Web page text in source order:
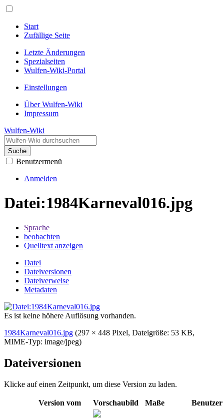
Start
Zufällige Seite
Letzte Änderungen
Spezialseiten
Wulfen-Wiki-Portal
Einstellungen
Über Wulfen-Wiki
Impressum
Wulfen-Wiki
Suche
Benutzermenü
Anmelden
Datei:1984Karneval016.jpg
Sprache
beobachten
Quelltext anzeigen
Datei
Dateiversionen
Dateiverweise
Metadaten
Es ist keine höhere Auflösung vorhanden.
1984Karneval016.jpg (297 × 448 Pixel, Dateigröße: 53 KB,
MIME-Typ: image/jpeg)
Dateiversionen
Klicke auf einen Zeitpunkt, um diese Version zu laden.
Version vom Vorschaubild Maße Benutzer